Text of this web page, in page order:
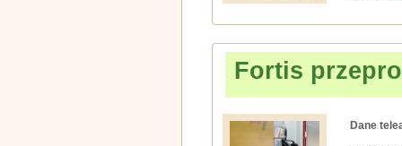
Fortis
Dane